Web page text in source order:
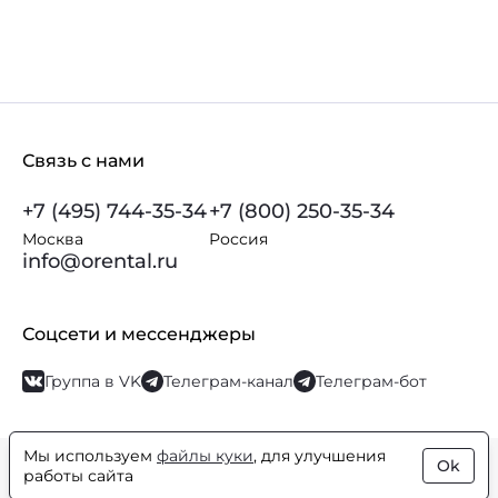
Связь с нами
+7 (495) 744-35-34
Москва
+7 (800) 250-35-34
Россия
info@orental.ru
Соцсети и мессенджеры
Группа в VK Телеграм-канал Телеграм-бот
© Orental.ru 2007–2026Интернет-магазин парфюмерии и
косметики
Мы используем файлы куки, для улучшения
работы сайта
Ok